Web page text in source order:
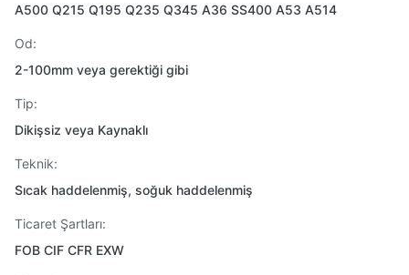
A500 Q215 Q195 Q235 Q345 A36 SS400 A53 A514
Od:
2-100mm veya gerektiği gibi
Tip:
Dikişsiz veya Kaynaklı
Teknik:
Sıcak haddelenmiş, soğuk haddelenmiş
Ticaret Şartları:
FOB CIF CFR EXW